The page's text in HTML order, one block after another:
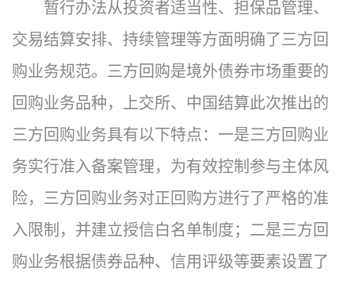
暂行办法从投资者适当性、担保品管理、
交易结算安排、持续管理等方面明确了三方回
购业务规范。三方回购是境外债券市场重要的
回购业务品种，上交所、中国结算此次推出的
三方回购业务具有以下特点：一是三方回购业
务实行准入备案管理，为有效控制参与主体风
险，三方回购业务对正回购方进行了严格的准
入限制，并建立授信白名单制度；二是三方回
购业务根据债券品种、信用评级等要素设置了